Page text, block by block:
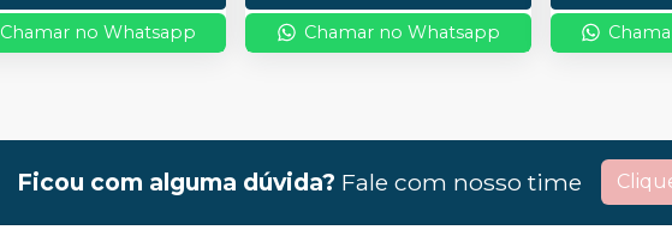
Chamar no Whatsapp Chamar no Whatsapp
Ficou com alguma dúvida? Fale com nosso time